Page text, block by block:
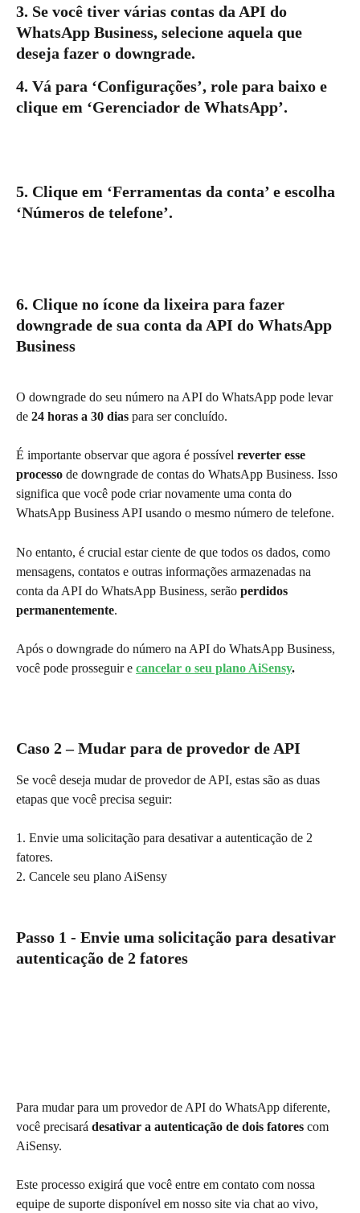
3. Se você tiver várias contas da API do
WhatsApp Business, selecione aquela que
deseja fazer o downgrade.
4. Vá para ‘Configurações’, role para baixo e
clique em ‘Gerenciador de WhatsApp’.
5. Clique em ‘Ferramentas da conta’ e escolha
‘Números de telefone’.
6. Clique no ícone da lixeira para fazer
downgrade de sua conta da API do WhatsApp
Business
O downgrade do seu número na API do WhatsApp pode levar
de 24 horas a 30 dias para ser concluído.
É importante observar que agora é possível reverter esse
processo de downgrade de contas do WhatsApp Business. Isso
significa que você pode criar novamente uma conta do
WhatsApp Business API usando o mesmo número de telefone.
No entanto, é crucial estar ciente de que todos os dados, como
mensagens, contatos e outras informações armazenadas na
conta da API do WhatsApp Business, serão perdidos
permanentemente.
Após o downgrade do número na API do WhatsApp Business,
você pode prosseguir e cancelar o seu plano AiSensy.
Caso 2 – Mudar para de provedor de API
Se você deseja mudar de provedor de API, estas são as duas
etapas que você precisa seguir:
1. Envie uma solicitação para desativar a autenticação de 2
fatores.
2. Cancele seu plano AiSensy
Passo 1 - Envie uma solicitação para desativar
autenticação de 2 fatores
Para mudar para um provedor de API do WhatsApp diferente,
você precisará desativar a autenticação de dois fatores com
AiSensy.
Este processo exigirá que você entre em contato com nossa
equipe de suporte disponível em nosso site via chat ao vivo,